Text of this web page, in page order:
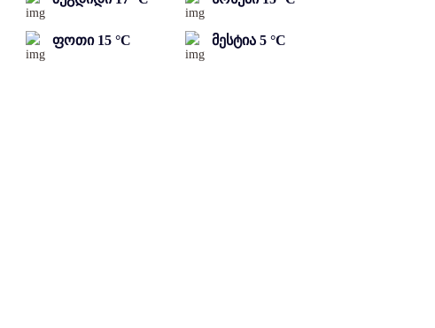
ფოთი 15 °C მესტია 5 °C